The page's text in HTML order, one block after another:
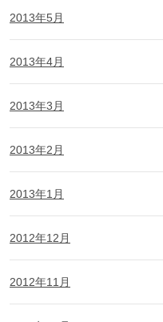
2013年5月
2013年4月
2013年3月
2013年2月
2013年1月
2012年12月
2012年11月